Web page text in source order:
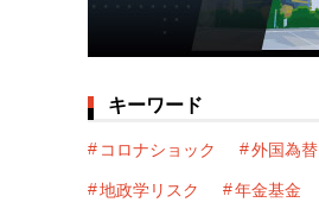
キーワード
コロナショック 外国為替
地政学リスク 年金基金